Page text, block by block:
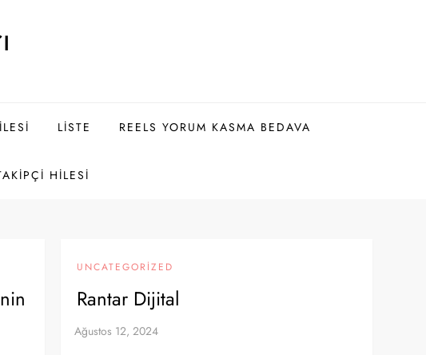
LISTE REELS YORUM KASMA BEDAVA
HILESI
UNCATEGORIZED
Rantar Dijital